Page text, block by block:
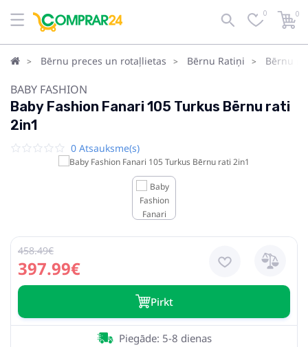
0 0
Bērnu preces un rotaļlietas Bērnu Ratiņi Bērnu
BABY FASHION
Baby Fashion Fanari 105 Turkus Bērnu rati
2in1
0 Atsauksme(s)
397.99€
458.49€
Pirkt
Piegāde: 5-8 dienas